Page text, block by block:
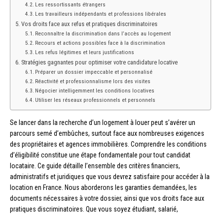
Les ressortissants étrangers
Les travailleurs indépendants et professions libérales
Vos droits face aux refus et pratiques discriminatoires
Reconnaître la discrimination dans l’accès au logement
Recours et actions possibles face à la discrimination
Les refus légitimes et leurs justifications
Stratégies gagnantes pour optimiser votre candidature locative
Préparer un dossier impeccable et personnalisé
Réactivité et professionnalisme lors des visites
Négocier intelligemment les conditions locatives
Utiliser les réseaux professionnels et personnels
Se lancer dans la recherche d’un logement à louer peut s’avérer un
parcours semé d’embûches, surtout face aux nombreuses exigences
des propriétaires et agences immobilières. Comprendre les conditions
d’éligibilité constitue une étape fondamentale pour tout candidat
locataire. Ce guide détaille l’ensemble des critères financiers,
administratifs et juridiques que vous devrez satisfaire pour accéder à la
location en France. Nous aborderons les garanties demandées, les
documents nécessaires à votre dossier, ainsi que vos droits face aux
pratiques discriminatoires. Que vous soyez étudiant, salarié,